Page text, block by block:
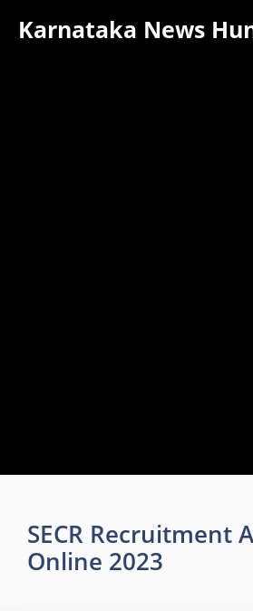
Karnataka News
SECR Recruitment
Online 2023